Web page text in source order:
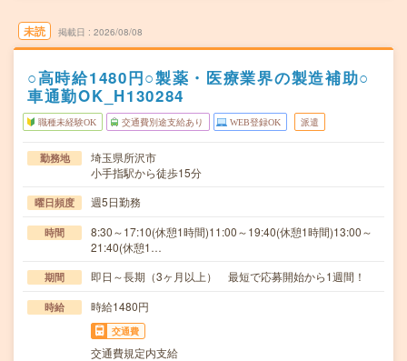
未読 掲載日 2026/08/08
○高時給1480円○製薬・医療業界の製造補助○
車通勤OK_H130284
職種未経験OK 交通費別途支給あり WEB登録OK 派遣
勤務地
埼玉県所沢市
小手指駅から徒歩15分
曜日頻度 週5日勤務
時間
8:30～17:10(休憩1時間)11:00～19:40(休憩1時間)13:00～
21:40(休憩1…
期間 即日～長期（3ヶ月以上） 最短で応募開始から1週間！
時給 時給1480円
交通費
交通費規定内支給